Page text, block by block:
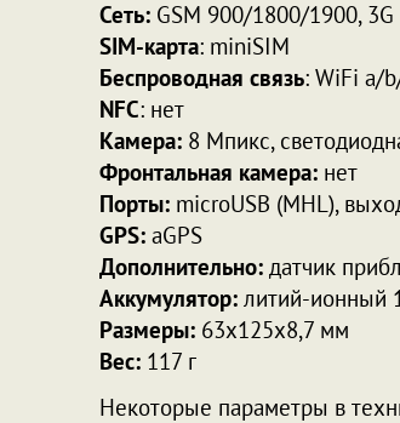
Сеть: GSM 900/1800/1900, 3G
SIM-карта: miniSIM
Беспроводная связь: WiFi a/
NFC: нет
Камера: 8 Мпикс,
Фронтальная камера: нет
Порты: microUSB (MHL),
GPS: aGPS
Дополнительно: датчик
Аккумулятор: литий-ионный
Размеры: 63x125x8,7 мм
Вес: 117 г
Некоторые параметры в